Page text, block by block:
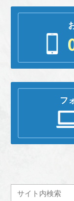
フ